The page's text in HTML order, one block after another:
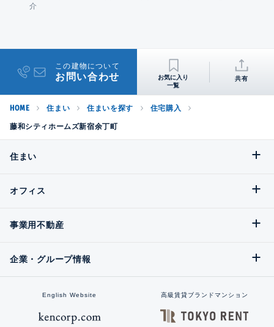
介
この建物について
お問い合わせ 共有
HOME 住まい 住まいを探す 住宅購入
藤和シティホームズ新宿余丁町
住まい
オフィス
事業用不動産
企業・グループ情報
English Website 高級賃貸ブランドマンション